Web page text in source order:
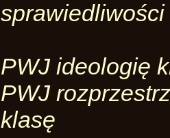
sprawiedliwości
PWJ ideologię
PWJ
klasę